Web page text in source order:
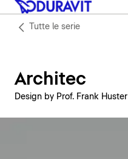
Tutte le serie
Architec
Design by Prof. Frank Huster